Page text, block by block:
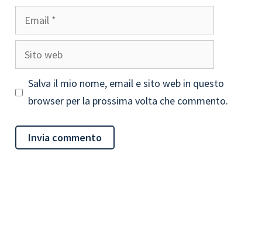
Email
Sito
web
Salva il mio nome, email e sito web in questo
browser per la prossima volta che commento.